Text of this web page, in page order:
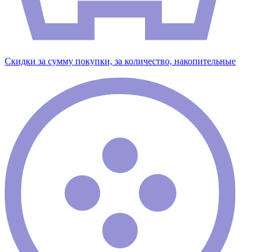
Скидки за сумму покупки, за количество, накопительные